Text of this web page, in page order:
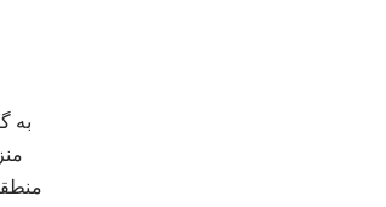
به